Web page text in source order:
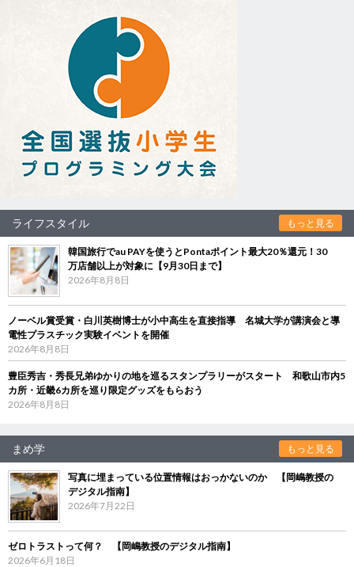
ライフスタイル もっと見る
韓国旅行でau PAYを使うとPontaポイント最大20％還元！30
万店舗以上が対象に【9月30日まで】
2026年8月8日
ノーベル賞受賞・白川英樹博士が小中高生を直接指導 名城大学が講演会と導
電性プラスチック実験イベントを開催
2026年8月8日
豊臣秀吉・秀長兄弟ゆかりの地を巡るスタンプラリーがスタート 和歌山市内5
カ所・近畿6カ所を巡り限定グッズをもらおう
2026年8月8日
まめ学 もっと見る
写真に埋まっている位置情報はおっかないのか 【岡嶋教授の
デジタル指南】
2026年7月22日
ゼロトラストって何？ 【岡嶋教授のデジタル指南】
2026年6月18日